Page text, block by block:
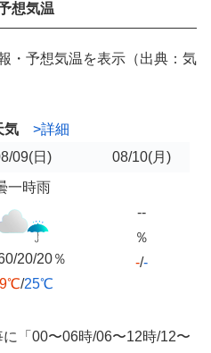
想気温
・予想気温を表示（出典：気
気
>詳細
09(日) 08/10(月)
一時雨
20/20％
/25℃
--
％
-/-
に「00〜06時/06〜12時/12〜